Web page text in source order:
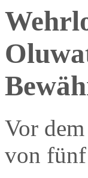
Vor
von fünf